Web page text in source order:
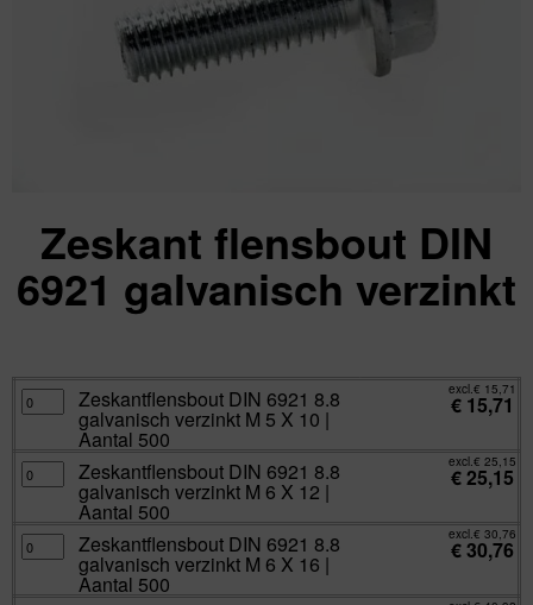
Zeskant flensbout DIN
6921 galvanisch verzinkt
Zeskantflensbout
DIN
6921
galvanisch
verzinkt
M
5
Aantal
500
aantal
Zeskantflensbout DIN 6921 8.8
galvanisch verzinkt M 5 X 10 |
Aantal 500
excl. € 15,71
€ 15,71
Zeskantflensbout
DIN
6921
galvanisch
verzinkt
M
6
Zeskantflensbout DIN 6921 8.8
galvanisch verzinkt M 6 X 12 |
Aantal 500
excl. € 25,15
€25,15
Zeskantflensbout
DIN
6921
galvanisch
Zeskantflensbout DIN 6921 8.8
galvanisch verzinkt M 6 X 16 |
Aantal 500
excl. € 30,76
€30,76